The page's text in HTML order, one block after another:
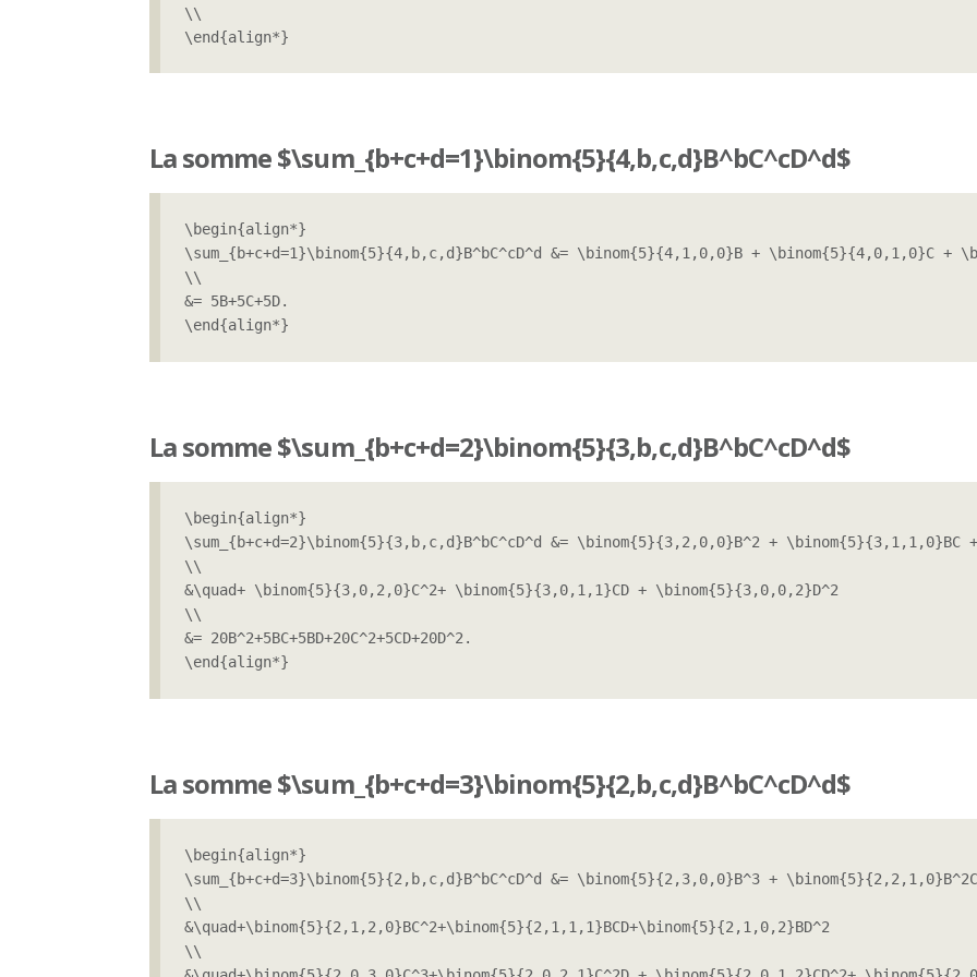
\\
\end{align*}
La somme $\sum_{b+c+d=1}\binom{5}{4,b,c,d}B^bC^cD^d$
\begin{align*}
\sum_{b+c+d=1}\binom{5}{4,b,c,d}B^bC^cD^d &= \binom{5}{4,1,0,0}B + \binom{5}{4,0,1,0}C +
\\
&= 5B+5C+5D.
\end{align*}
La somme $\sum_{b+c+d=2}\binom{5}{3,b,c,d}B^bC^cD^d$
\begin{align*}
\sum_{b+c+d=2}\binom{5}{3,b,c,d}B^bC^cD^d &= \binom{5}{3,2,0,0}B^2 + \binom{5}{3,1,1,0}BC
\\
&\quad+ \binom{5}{3,0,2,0}C^2+ \binom{5}{3,0,1,1}CD + \binom{5}{3,0,0,2}D^2
\\
&= 20B^2+5BC+5BD+20C^2+5CD+20D^2.
\end{align*}
La somme $\sum_{b+c+d=3}\binom{5}{2,b,c,d}B^bC^cD^d$
\begin{align*}
\sum_{b+c+d=3}\binom{5}{2,b,c,d}B^bC^cD^d &= \binom{5}{2,3,0,0}B^3 +
\\
&\quad+\binom{5}{2,1,2,0}BC^2+\binom{5}{2,1,1,1}BCD+\binom{5}{2,1,0,2}BD^2
\\